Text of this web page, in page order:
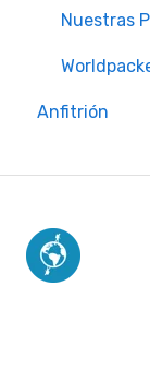
Nuestras
Anfitrión
Crear y